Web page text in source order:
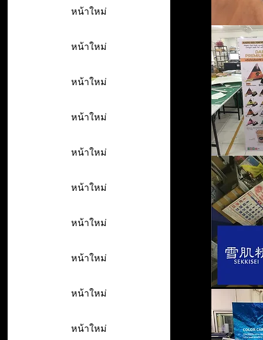
หน้าใหม่
หน้าใหม่
หน้าใหม่
หน้าใหม่
หน้าใหม่
หน้าใหม่
หน้าใหม่
หน้าใหม่
หน้าใหม่
หน้าใหม่